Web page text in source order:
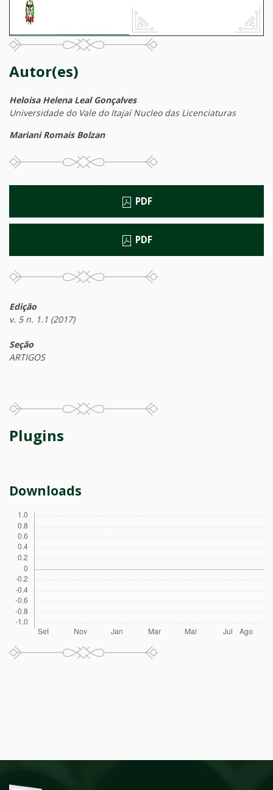
Autor(es)
Heloisa Helena Leal Gonçalves
Universidade do Vale do Itajaí Nucleo das Licenciaturas
Mariani Romais Bolzan
PDF
PDF
Edição
v. 5 n. 1.1 (2017)
Seção
ARTIGOS
Plugins
Downloads